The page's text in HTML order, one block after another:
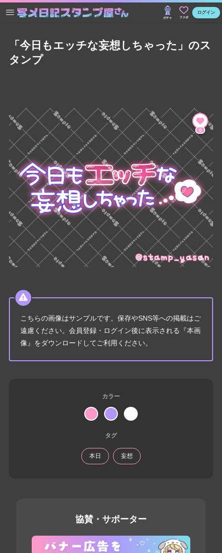
ガチャ ファボ
ログイン
「今日もエッチな妄想しちゃった」のス
タンプ
0
こちらの画像はサンプルです。保存やSNS等への掲載はご
遠慮ください。会員登録・ログイン後に表示される『本画
像』をダウンロードしてご利用ください。
カラー
タグ
本日 妄想
協賛・サポーター